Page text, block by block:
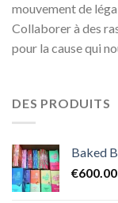
mouvement de
Collaborer à des
pour la cause qui
DES PRODUITS
Baked
€600.00